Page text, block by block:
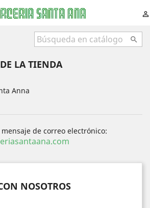


LA TIENDA
Anna
de correo electrónico:
NOSOTROS